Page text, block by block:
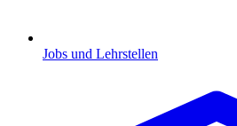
Jobs und Lehrstellen